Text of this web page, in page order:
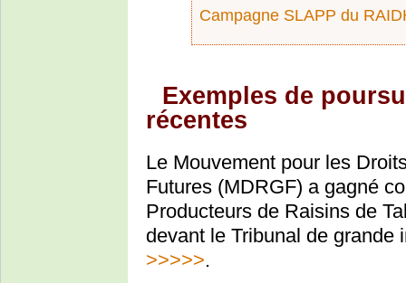
Campagne SLAPP du
Exemples de
récentes
Le Mouvement pour les
Futures (MDRGF) a gagné
Producteurs de Raisins de
devant le Tribunal de grande
>>>>>.